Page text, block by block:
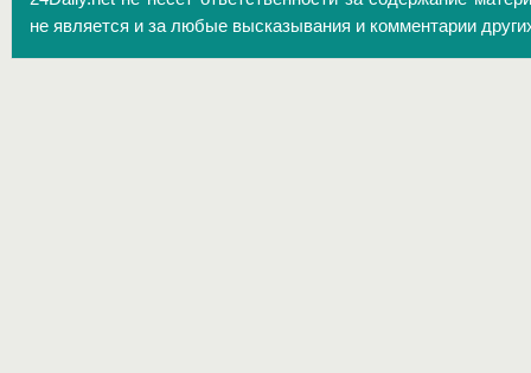
не является и за любые высказывания и комментарии